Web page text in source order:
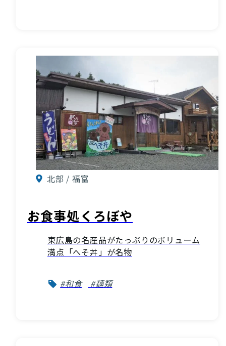
北部 / 福富
お食事処くろぼや
東広島の名産品がたっぷりのボリューム
満点「へそ丼」が名物
#和食 #麺類